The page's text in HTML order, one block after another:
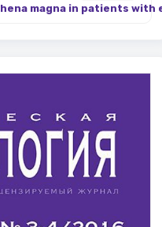
magna in patients